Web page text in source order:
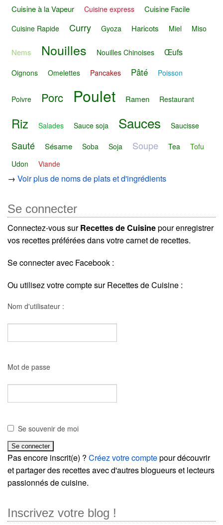
Cuisine à la Vapeur Cuisine express Cuisine Facile
Cuisine Rapide Curry Gyoza Haricots Miel Miso
Nems Nouilles Nouilles Chinoises Œufs
Oignons Omelettes Pancakes Pâté Poisson
Poivre Porc Poulet Ramen Restaurant
Riz Salades Sauce soja Sauces Saucisse
Sauté Sésame Soba Soja Soupe Tea
Tofu
Udon
Viande
→ Voir plus de noms de plats et d'ingrédients
Se connecter
Connectez-vous surRecettes de Cuisinepour enregistrer
vos recettes préférées dans votre carnet de recettes.
Se connecter avec Facebook :
Ou utilisez votre compte sur Recettes de Cuisine :
Nom d'utilisateur :
Mot de passe
Se souvenir de moi
Pas encore inscrit(e) ? Créez votre comptepour découvrir
et partager des recettes avec d'autres blogueurs et lecteurs
passionnés de cuisine.
Inscrivez votre blog !